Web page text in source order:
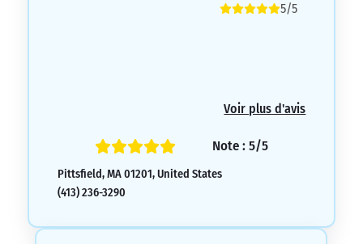
5/5
Voir plus d'avis
Note : 5/5
Pittsfield, MA 01201, United States
(413) 236-3290